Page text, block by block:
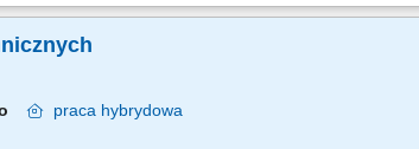
Konserwacja i montaż urządzeń. Prowadzenie
praca hybrydowa